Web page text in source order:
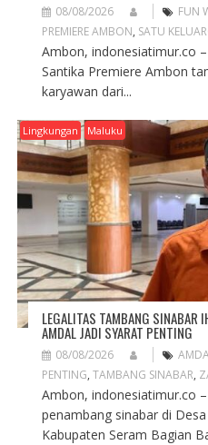
08/08/2026 FUN
PREMIERE AMBON, SATU
Ambon, indonesiatimur.co
Santika Premiere Ambon
karyawan dari...
Lingkungan Maluku
LEGALITAS TAMBANG SINABAR
AMDAL JADI SYARAT PENTING
08/08/2026
PENTING, TAMBANG SINABAR,
Ambon, indonesiatimur.co
penambang sinabar di
Kabupaten Seram Bagian